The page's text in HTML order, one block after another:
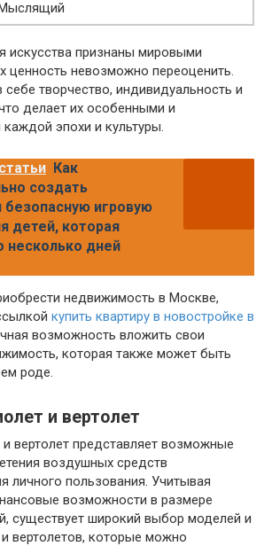
искусства признаны мировыми
ценность невозможно переоценить.
творчество, индивидуальность и
делает их особенными и
эпохи и культуры.
Как
создать
безопасную игровую
детей, которая
несколько дней
недвижимость в Москве,
купить квартиру в новостройке в
возможность вложить свои
которая также может быть
роде.
и вертолет
вертолет представляет возможные
воздушных средств
личного пользования. Учитывая
возможности в размере
существует широкий выбор моделей и
вертолетов, которые можно